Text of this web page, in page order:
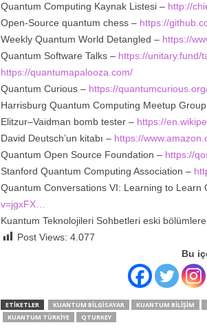
Quantum Computing Kaynak Listesi – http://
Open-Source quantum chess – https://
Weekly Quantum World Detangled – https://
Quantum Software Talks – https://unitary.fund/
https://quantumapalooza.com/
Quantum Curious – https://
Harrisburg Quantum Computing Meetup
Elitzur–Vaidman bomb tester – https://
David Deutsch’un kitabı – https://
Quantum Open Source Foundation – https://
Stanford Quantum Computing Association –
Quantum Conversations VI: Learning to Learn
v=jgxFX…
Kuantum Teknolojileri Sohbetleri eski
Post Views: 4.077
Bu
ETIKETLER KUANTUM BILGISAYAR KUANTUM BILIŞIM
KUANTUM TÜRKIYE
QTURKEY